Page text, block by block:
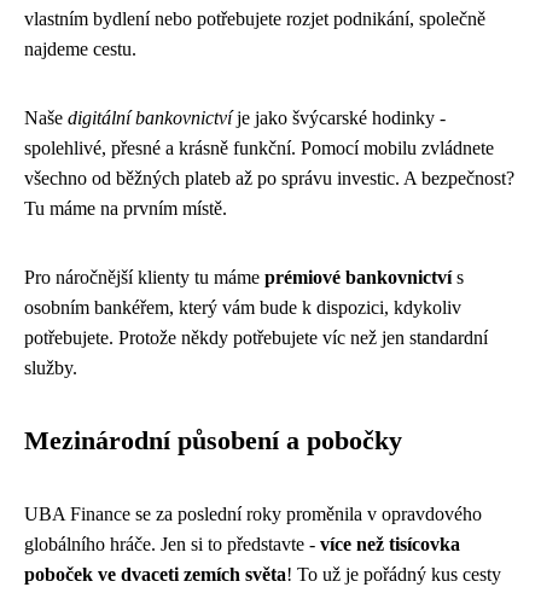
vlastním bydlení nebo potřebujete rozjet podnikání, společně
najdeme cestu.
Naše digitální bankovnictvíje jako švýcarské hodinky -
spolehlivé, přesné a krásně funkční. Pomocí mobilu zvládnete
všechno od běžných plateb až po správu investic. A bezpečnost?
Tu máme na prvním místě.
Pro náročnější klienty tu máme prémiové bankovnictvís
osobním bankéřem, který vám bude k dispozici, kdykoliv
potřebujete. Protože někdy potřebujete víc než jen standardní
služby.
Mezinárodní působení a pobočky
UBA Finance se za poslední roky proměnila v opravdového
globálního hráče. Jen si to představte - více než tisícovka
poboček ve dvaceti zemích světa! To už je pořádný kus cesty